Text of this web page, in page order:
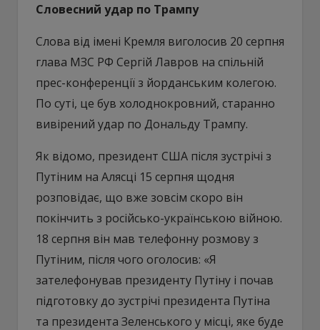
Словесний удар по Трампу
Слова від імені Кремля виголосив 20 серпня
глава МЗС РФ Сергій Лавров на спільній
прес-конференції з йорданським колегою.
По суті, це був холоднокровний, старанно
вивірений удар по Дональду Трампу.
Як відомо, президент США після зустрічі з
Путіним на Алясці 15 серпня щодня
розповідає, що вже зовсім скоро він
покінчить з російсько-українською війною.
18 серпня він мав телефонну розмову з
Путіним, після чого оголосив: «Я
зателефонував президенту Путіну і почав
підготовку до зустрічі президента Путіна
та президента Зеленського у місці, яке буде